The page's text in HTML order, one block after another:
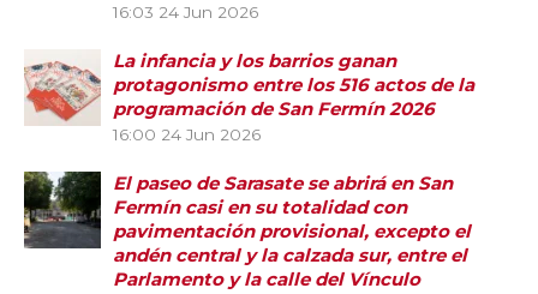
16:03 24 Jun 2026
La infancia y los barrios ganan
protagonismo entre los 516 actos de la
programación de San Fermín 2026
16:00 24 Jun 2026
El paseo de Sarasate se abrirá en San
Fermín casi en su totalidad con
pavimentación provisional, excepto el
andén central y la calzada sur, entre el
Parlamento y la calle del Vínculo